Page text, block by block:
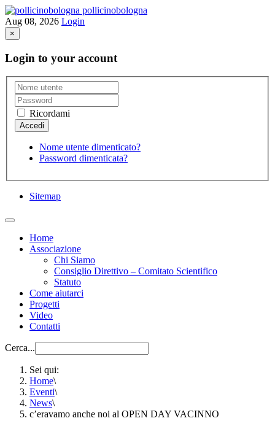
pollicinobologna
Aug 08, 2026 Login
×
Login to your account
Ricordami
Nome utente dimenticato?
Password dimenticata?
Sitemap
Home
Associazione
Chi Siamo
Consiglio Direttivo – Comitato Scientifico
Statuto
Come aiutarci
Progetti
Video
Contatti
Cerca...
Sei qui:
Home\
Eventi\
News\
c’eravamo anche noi al OPEN DAY VACINNO